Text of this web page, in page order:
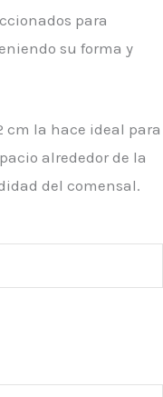
para
su forma y
cm la hace ideal para
alrededor de la
del comensal.